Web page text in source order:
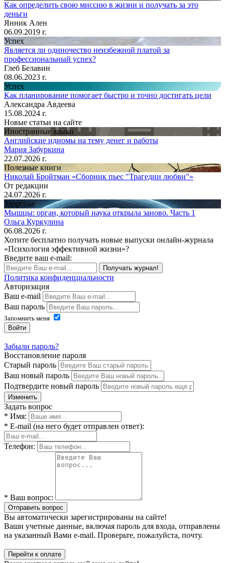
Как определить свою миссию в жизни и получать за это
деньги
Янник Ален
06.09.2019 г.
Успех
Является ли одиночество неизбежной платой за
профессиональный успех?
Глеб Белавин
08.06.2023 г.
Успех
Как планирование помогает быстро и точно достигать цели
Александра Авдеева
15.08.2024 г.
Новые статьи на сайте
Иностранные языки
Английские идиомы на тему денег и работы
Мария Забуркина
22.07.2026 г.
Полезные книги
Николай Бройтман «Сборник пьес "Трагедии любви"»
От редакции
24.07.2026 г.
Здоровье
Мышцы: орган, который наука открыла заново. Часть 1
Ольга Куркулина
06.08.2026 г.
Хотите бесплатно получать новые выпуски онлайн-журнала
«Психология эффективной жизни»?
Введите ваш e-mail:
Получать журнал!
Политика конфиденциальности
Авторизация
Ваш e-mail
Ваш пароль
Запомнить меня
Войти
Забыли пароль?
Восстановление пароля
Старый пароль
Ваш новый пароль
Подтвердите новый пароль
Изменить
Задать вопрос
* Имя:
* E-mail (на него будет отправлен ответ):
Телефон:
* Ваш вопрос:
Отправить вопрос
Вы автоматически зарегистрированы на сайте!
Ваши учетные данные, включая пароль для входа, отправлены
на указанный Вами e-mail. Проверьте, пожалуйста, почту.
Перейти к оплате